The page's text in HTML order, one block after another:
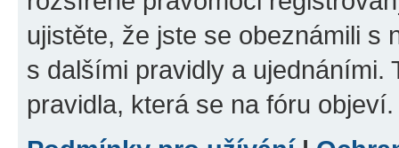
ujistěte, že jste se obeznámili s
s dalšími pravidly a ujednáními.
pravidla, která se na fóru objeví.